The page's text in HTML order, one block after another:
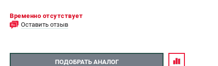
Временно отсутствует
Оставить отзыв
ПОДОБРАТЬ АНАЛОГ